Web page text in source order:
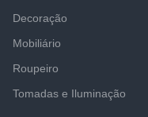
Decoração
Mobiliário
Roupeiro
Tomadas e Iluminação